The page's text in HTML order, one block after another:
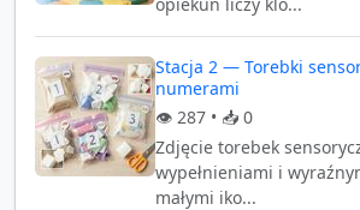
Stacja 2 — Torebki
numerami
👁️ 287 • 📥 0
Zdjęcie torebek
wypełnieniami i
małymi iko...